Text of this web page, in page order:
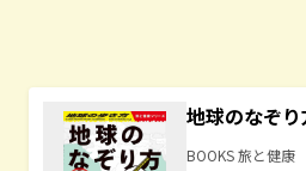
地球のなぞ
BOOKS 旅と健康